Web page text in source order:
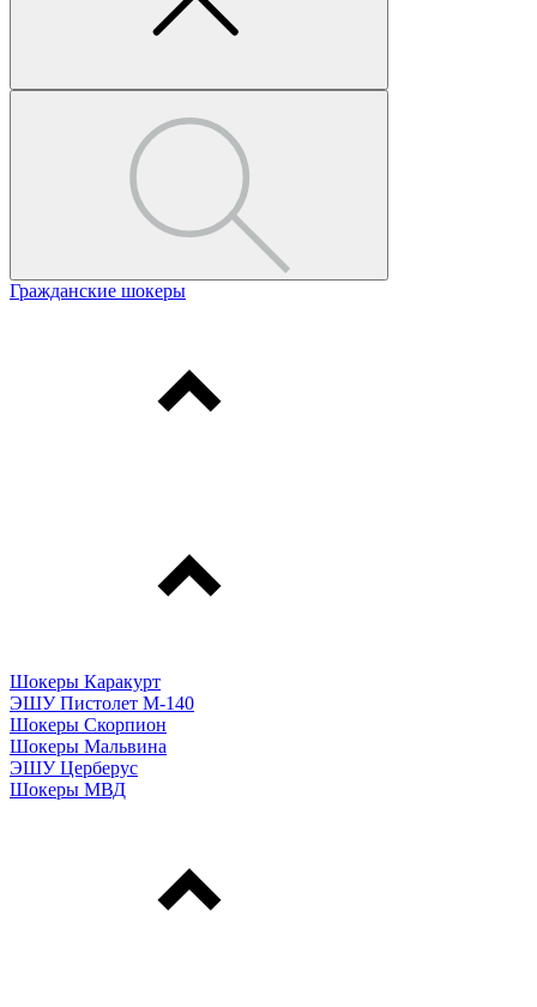
Гражданские шокеры
Шокеры Каракурт
ЭШУ Пистолет М-140
Шокеры Скорпион
Шокеры Мальвина
ЭШУ Церберус
Шокеры МВД